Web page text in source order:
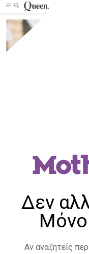
Δεν
Μόνο
Αν αναζητείς